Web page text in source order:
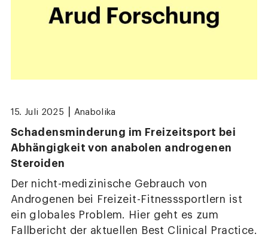
15. Juli 2025 Anabolika
Schadensminderung im Freizeitsport bei
Abhängigkeit von anabolen androgenen
Steroiden
Der nicht-medizinische Gebrauch von
Androgenen bei Freizeit-Fitnesssportlern ist
ein globales Problem. Hier geht es zum
Fallbericht der aktuellen Best Clinical Practice.